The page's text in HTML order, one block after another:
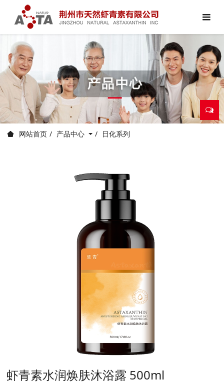
网站首页 产品中心 日化系列
虾青素水润焕肤沐浴露 500ml